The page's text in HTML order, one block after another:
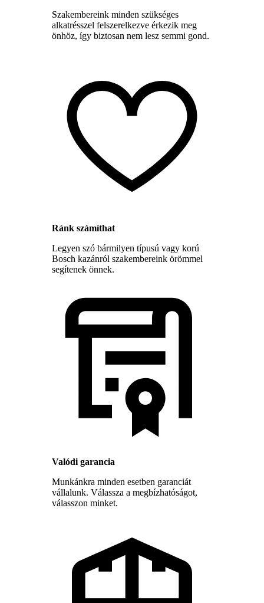
Szakembereink minden szükséges
alkatrésszel felszerelkezve érkezik meg
önhöz, így biztosan nem lesz semmi gond.
Ránk számíthat
Legyen szó bármilyen típusú vagy korú
Bosch kazánról szakembereink örömmel
segítenek önnek.
Valódi garancia
Munkánkra minden esetben garanciát
vállalunk. Válassza a megbízhatóságot,
válasszon minket.